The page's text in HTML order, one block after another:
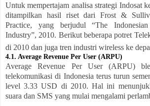
Untuk mempertajam analisa strategi Indosat
ditampilkan hasil riset dari Frost &
Practice, yang berjudul “The Indonesian
Industry”, 2010. Berikut beberapa potret
di 2010 dan juga tren industri wireless ke
4.1. Average Revenue Per User (ARPU)
Average Revenue Per User (ARPU)
telekomunikasi di Indonesia terus turun
level 3.33 USD di 2010. Hal ini
suara dan SMS yang mulai mengalami